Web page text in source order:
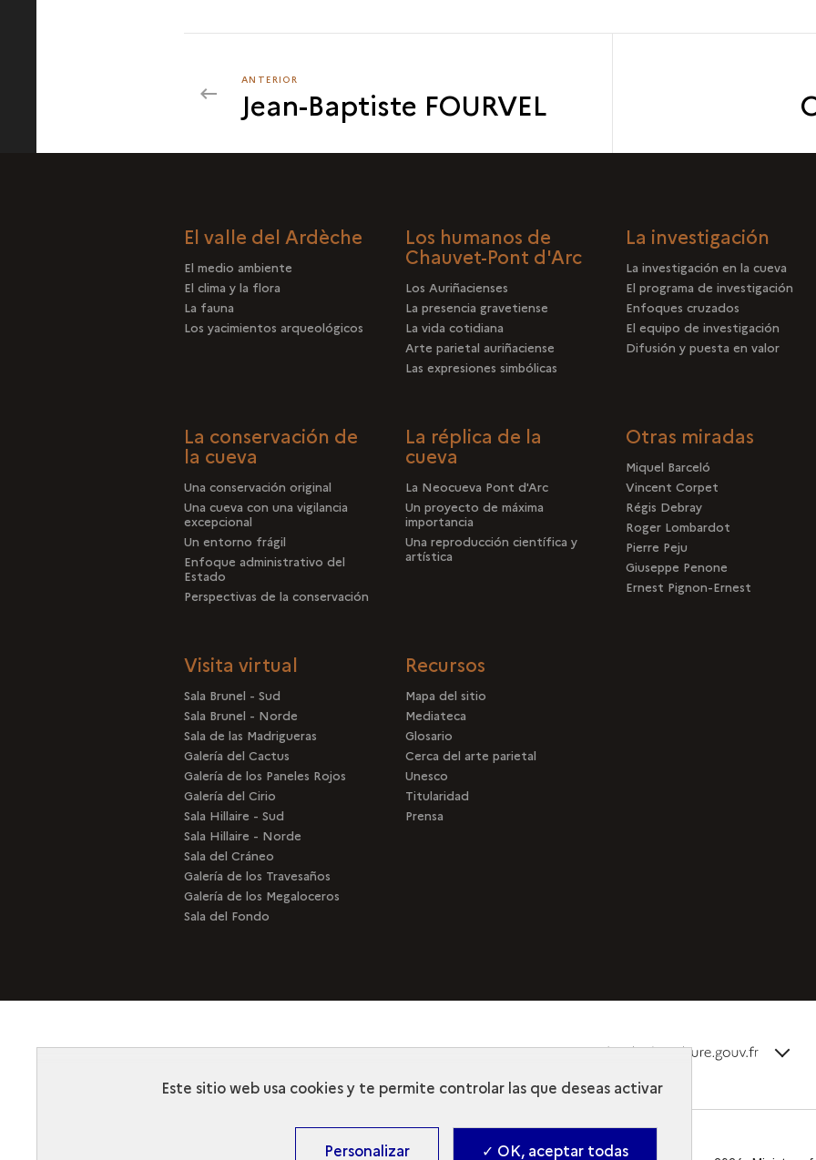
ANTERIOR
OLIVIA
RIVERO
ANTERIOR
Jean-Baptiste FOURVEL
El valle del Ardèche
El medio ambiente
El clima y la flora
La fauna
Los yacimientos arqueológicos
Los humanos de
Chauvet-Pont d'Arc
Los Auriñacienses
La presencia gravetiense
La vida cotidiana
Arte parietal auriñaciense
Las expresiones simbólicas
La investigación
La investigación en la cueva
El programa de investigación
Enfoques cruzados
El equipo de investigación
Difusión y puesta en valor
La conservación de
la cueva
Una conservación original
Una cueva con una vigilancia
excepcional
Un entorno frágil
Enfoque administrativo del
Estado
Perspectivas de la conservación
La réplica de la
cueva
La Neocueva Pont d'Arc
Un proyecto de máxima
importancia
Una reproducción científica y
artística
Otras miradas
Miquel Barceló
Vincent Corpet
Régis Debray
Roger Lombardot
Pierre Peju
Giuseppe Penone
Ernest Pignon-Ernest
Visita virtual
Sala Brunel - Sud
Sala Brunel - Norde
Sala de las Madrigueras
Galería del Cactus
Galería de los Paneles Rojos
Galería del Cirio
Sala Hillaire - Sud
Sala Hillaire - Norde
Sala del Cráneo
Galería de los Travesaños
Galería de los Megaloceros
Sala del Fondo
Recursos
Mapa del sitio
Mediateca
Glosario
Cerca del arte parietal
Unesco
Titularidad
Prensa
Este sitio web usa cookies y te permite controlar las que deseas activar
Personalizar ✓ OK, aceptar todas